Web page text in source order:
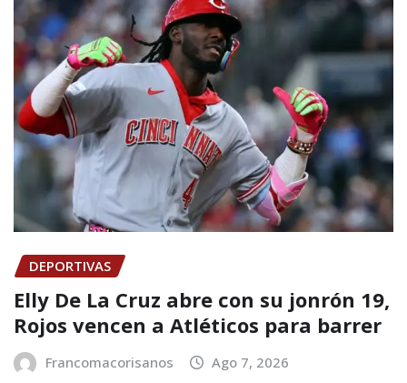
DEPORTIVAS
Elly De La Cruz abre con su jonrón 19,
Rojos vencen a Atléticos para barrer
Francomacorisanos Ago 7, 2026